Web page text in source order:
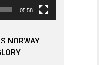
05:58
NORWAY